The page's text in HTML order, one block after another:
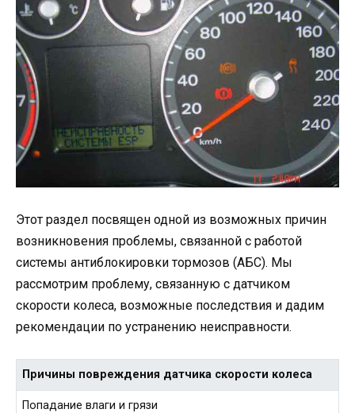
Этот раздел посвящен одной из возможных причин
возникновения проблемы, связанной с работой
системы антиблокировки тормозов (АБС). Мы
рассмотрим проблему, связанную с датчиком
скорости колеса, возможные последствия и дадим
рекомендации по устранению неисправности.
Причины повреждения датчика скорости колеса
Попадание влаги и грязи